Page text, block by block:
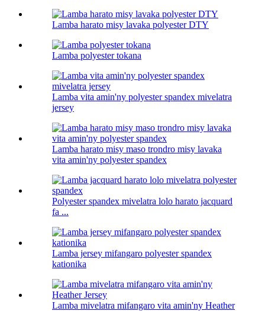
Lamba harato misy lavaka polyester DTY
Lamba polyester tokana
Lamba vita amin'ny polyester spandex mivelatra
jersey
Lamba harato misy maso trondro misy lavaka
vita amin'ny polyester spandex
Polyester spandex mivelatra lolo harato jacquard
fa ...
Lamba jersey mifangaro polyester spandex
kationika
Lamba mivelatra mifangaro vita amin'ny Heather